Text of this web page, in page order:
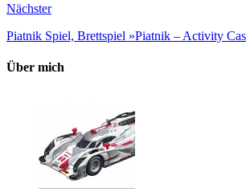
Nächster
Piatnik Spiel, Brettspiel »Piatnik – Activity
Über mich